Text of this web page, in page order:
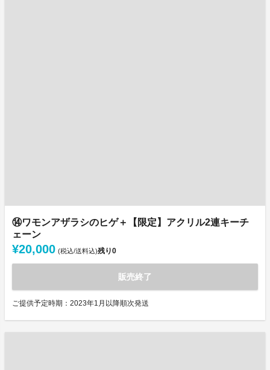
⑭ワモンアザラシのヒゲ＋【限定】アクリル2連キーチ
ェーン
¥20,000 (税込/送料込)残り0
販売終了
ご提供予定時期：2023年1月以降順次発送